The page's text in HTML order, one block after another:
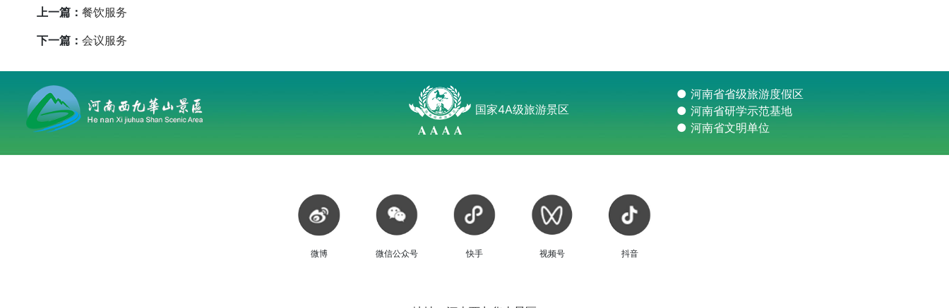
上一篇： 餐饮服务
下一篇： 会议服务
国家4A级旅游景区
● 河南省省级旅游度假区
● 河南省研学示范基地
● 河南省文明单位
微博 微信公众号 快手 视频号 抖音